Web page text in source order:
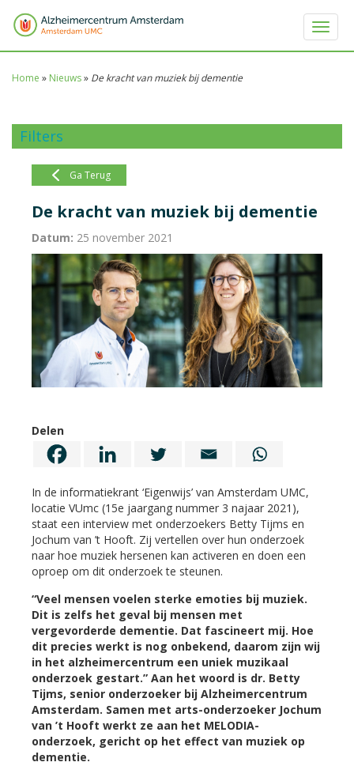
Toggle
Home » Nieuws» De kracht van muziek bij dementie
Filters
Ga Terug
De kracht van muziek bij dementie
Datum: 25 november 2021
Delen
In de informatiekrant ‘Eigenwijs’ van Amsterdam UMC,
locatie VUmc (15e jaargang nummer 3 najaar 2021),
staat een interview met onderzoekers Betty Tijms en
Jochum van ’t Hooft. Zij vertellen over hun onderzoek
naar hoe muziek hersenen kan activeren en doen een
oproep om dit onderzoek te steunen.
“Veel mensen voelen sterke emoties bij muziek.
Dit is zelfs het geval bij mensen met
vergevorderde dementie. Dat fascineert mij. Hoe
dit precies werkt is nog onbekend, daarom zijn wij
in het alzheimercentrum een uniek muzikaal
onderzoek gestart.” Aan het woord is dr. Betty
Tijms, senior onderzoeker bij Alzheimercentrum
Amsterdam. Samen met arts-onderzoeker Jochum
van ’t Hooft werkt ze aan het MELODIA-
onderzoek, gericht op het effect van muziek op
dementie.